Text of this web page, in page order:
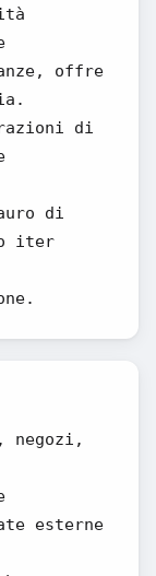
offre
di
di
iter
negozi,
esterne